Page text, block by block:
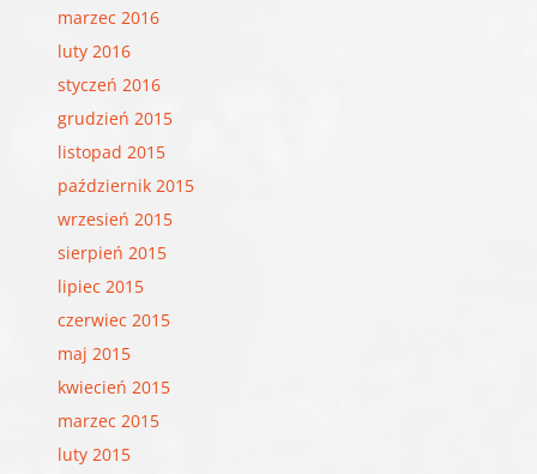
marzec 2016
luty 2016
styczeń 2016
grudzień 2015
listopad 2015
październik 2015
wrzesień 2015
sierpień 2015
lipiec 2015
czerwiec 2015
maj 2015
kwiecień 2015
marzec 2015
luty 2015